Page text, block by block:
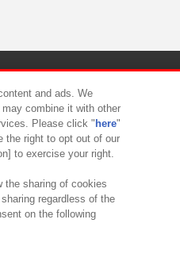
ーハラスメント対応方針
and ads. We
combine it with other
Please click " here"
the right to opt out of our
to exercise your right.
the sharing of cookies
regardless of the
on the following